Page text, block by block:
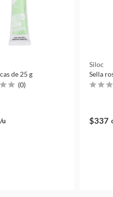
de 25 g
(0)
u
Siloc
Sella
$337